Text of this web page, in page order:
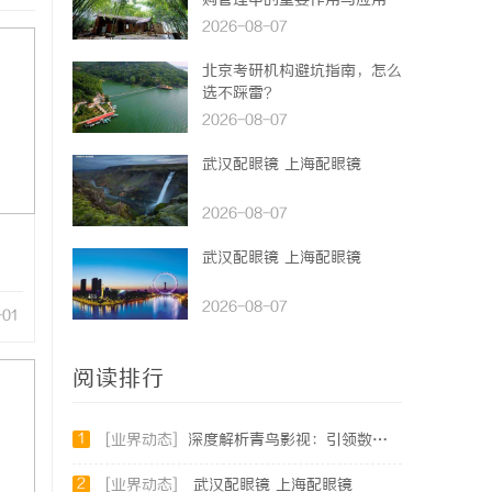
2026-08-07
北京考研机构避坑指南，怎么
选不踩雷？
2026-08-07
武汉配眼镜 上海配眼镜
2026-08-07
武汉配眼镜 上海配眼镜
2026-08-07
阅读排行
1 [业界动态] 深度解析青鸟影视：引领数字娱乐平台革新的先锋力量
2 [业界动态] 武汉配眼镜 上海配眼镜